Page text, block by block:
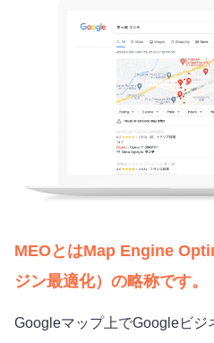
MEOとはMap Engine
ジン最適化）の略称です。
Googleマップ上でGoogleビジ